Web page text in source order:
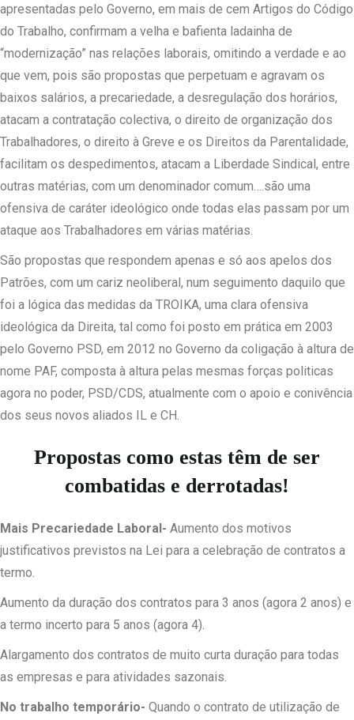
apresentadas pelo Governo, em mais de cem Artigos do Código
do Trabalho, confirmam a velha e bafienta ladainha de
“modernização” nas relações laborais, omitindo a verdade e ao
que vem, pois são propostas que perpetuam e agravam os
baixos salários, a precariedade, a desregulação dos horários,
atacam a contratação colectiva, o direito de organização dos
Trabalhadores, o direito à Greve e os Direitos da Parentalidade,
facilitam os despedimentos, atacam a Liberdade Sindical, entre
outras matérias, com um denominador comum….são uma
ofensiva de caráter ideológico onde todas elas passam por um
ataque aos Trabalhadores em várias matérias.
São propostas que respondem apenas e só aos apelos dos
Patrões, com um cariz neoliberal, num seguimento daquilo que
foi a lógica das medidas da TROIKA, uma clara ofensiva
ideológica da Direita, tal como foi posto em prática em 2003
pelo Governo PSD, em 2012 no Governo da coligação à altura de
nome PAF, composta à altura pelas mesmas forças politicas
agora no poder, PSD/CDS, atualmente com o apoio e conivência
dos seus novos aliados IL e CH.
Propostas como estas têm de ser
combatidas e derrotadas!
Mais Precariedade Laboral- Aumento dos motivos
justificativos previstos na Lei para a celebração de contratos a
termo.
Aumento da duração dos contratos para 3 anos (agora 2 anos) e
a termo incerto para 5 anos (agora 4).
Alargamento dos contratos de muito curta duração para todas
as empresas e para atividades sazonais.
No trabalho temporário- Quando o contrato de utilização de